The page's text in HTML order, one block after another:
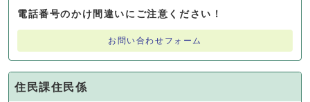
電話番号のかけ間違いにご注意ください！
お問い合わせフォーム
住民課住民係